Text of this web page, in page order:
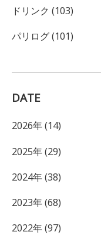
ドリンク (103)
パリログ (101)
DATE
2026年 (14)
2025年 (29)
2024年 (38)
2023年 (68)
2022年 (97)